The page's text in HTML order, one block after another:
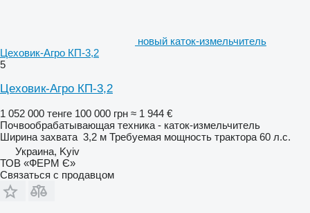
новый каток-измельчитель
Цеховик-Агро КП-3,2
5
Цеховик-Агро КП-3,2
1 052 000 тенге 100 000 грн ≈ 1 944 €
Почвообрабатывающая техника - каток-измельчитель
Ширина захвата 3,2 м Требуемая мощность трактора 60 л.с.
Украина, Kyiv
ТОВ «ФЕРМ Є»
Связаться с продавцом